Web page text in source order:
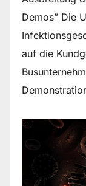
Demos” Die
auf die